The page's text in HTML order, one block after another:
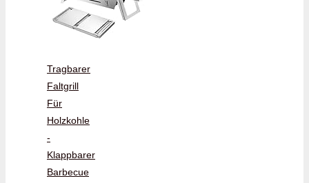
Tragbarer
Faltgrill
Für
Holzkohle
-
Klappbarer
Barbecue